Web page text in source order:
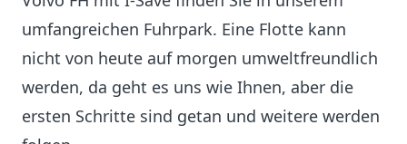
umfangreichen Fuhrpark. Eine Flotte kann
nicht von heute auf morgen umweltfreundlich
werden, da geht es uns wie Ihnen, aber die
ersten Schritte sind getan und weitere werden